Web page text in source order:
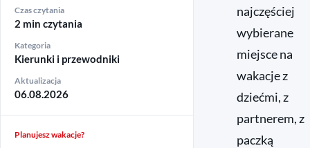
Czas czytania
2 min czytania
Kategoria
Kierunki i przewodniki
Aktualizacja
06.08.2026
Planujesz wakacje?
najczęściej
wybierane
miejsce na
wakacje z
dziećmi, z
partnerem, z
paczką